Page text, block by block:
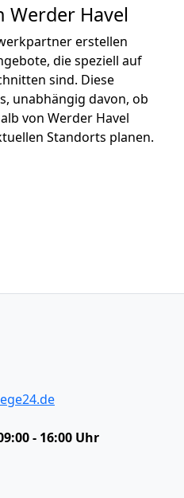
Werder Havel
erstellen
die speziell auf
sind. Diese
unabhängig davon, ob
von Werder Havel
Standorts planen.
- 16:00 Uhr